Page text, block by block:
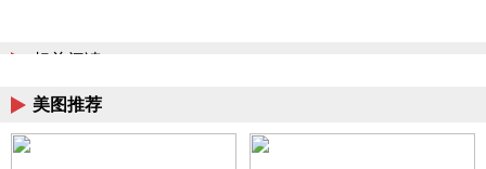
相关阅读
美图推荐